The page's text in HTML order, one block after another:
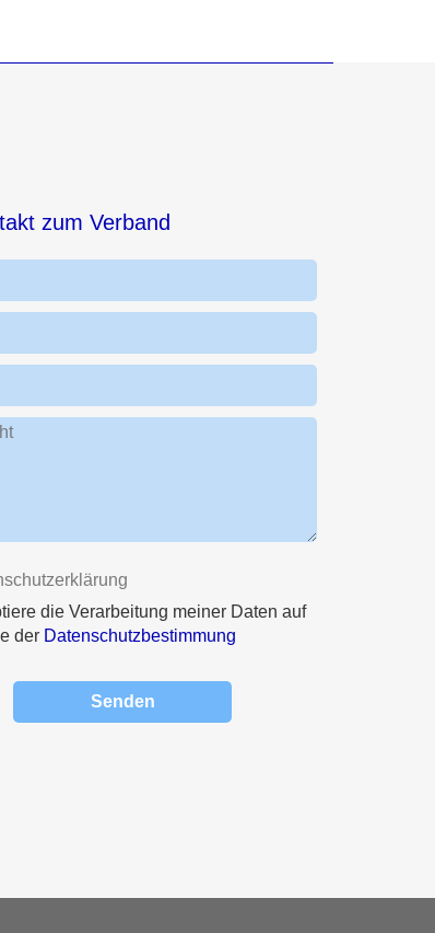
zum Verband
die Verarbeitung meiner Daten auf
der Datenschutzbestimmung